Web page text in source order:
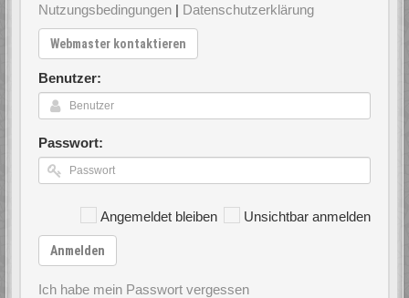
Nutzungsbedingungen | Datenschutzerklärung
Webmaster kontaktieren
Benutzer:
Passwort:
Angemeldet bleiben Unsichtbar anmelden
Anmelden
Ich habe mein Passwort vergessen